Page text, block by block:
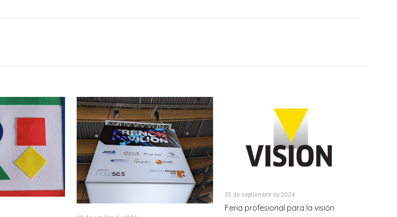
25 de septiembre de 2024
Feria profesional para la visión